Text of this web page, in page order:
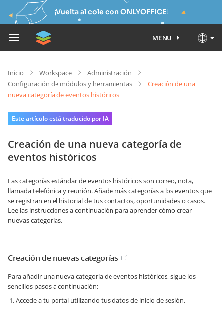
¡Vuelta al cole con ONLYOFFICE!
MENU
Inicio Workspace
Administración
Configuración de módulos y herramientas
Creación de una
nueva categoría de eventos históricos
Este artículo está traducido por IA
Creación de una nueva categoría de
eventos históricos
Las categorías estándar de eventos históricos son correo, nota,
llamada telefónica y reunión. Añade más categorías a los eventos que
se registran en el historial de tus contactos, oportunidades o casos.
Lee las instrucciones a continuación para aprender cómo crear
nuevas categorías.
Creación de nuevas categorías
Para añadir una nueva categoría de eventos históricos, sigue los
sencillos pasos a continuación:
Accede a tu portal utilizando tus datos de inicio de sesión.